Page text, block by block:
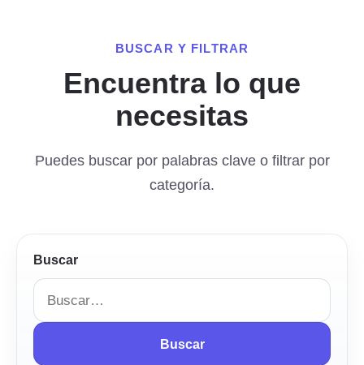
BUSCAR Y FILTRAR
Encuentra lo que
necesitas
Puedes buscar por palabras clave o filtrar por
categoría.
Buscar
Buscar